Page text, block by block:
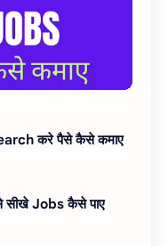
करे पैसे कैसे कमाए
Jobs कैसे पाए